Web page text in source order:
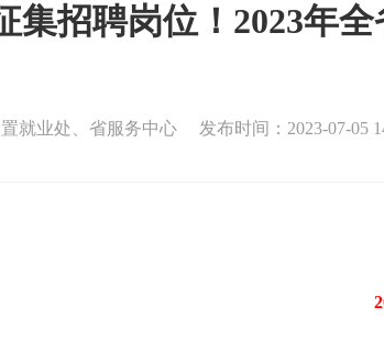
集招聘岗位！2023年
就业处、省服务中心 发布时间：2023-07-05